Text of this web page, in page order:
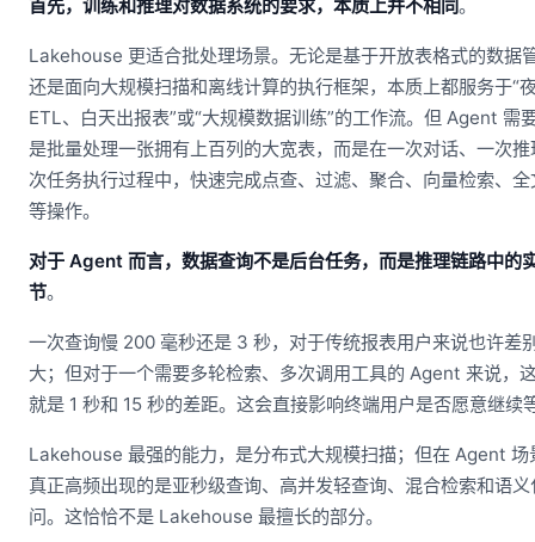
首先，训练和推理对数据系统的要求，本质上并不相同。
Lakehouse 更适合批处理场景。无论是基于开放表格式的数据
还是面向大规模扫描和离线计算的执行框架，本质上都服务于“
ETL、白天出报表”或“大规模数据训练”的工作流。但 Agent 需
是批量处理一张拥有上百列的大宽表，而是在一次对话、一次
次任务执行过程中，快速完成点查、过滤、聚合、向量检索、
等操作。
对于 Agent 而言，数据查询不是后台任务，而是推理链路中的
节。
一次查询慢 200 毫秒还是 3 秒，对于传统报表用户来说也许差
大；但对于一个需要多轮检索、多次调用工具的 Agent 来说，
就是 1 秒和 15 秒的差距。这会直接影响终端用户是否愿意继续
Lakehouse 最强的能力，是分布式大规模扫描；但在 Agent 场
真正高频出现的是亚秒级查询、高并发轻查询、混合检索和语义
问。这恰恰不是 Lakehouse 最擅长的部分。